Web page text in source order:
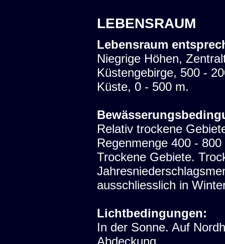
LEBENSRAUM
Lebensraum
Niegrige Höhen,
Küstengebirge, 500 -
Küste, 0 - 500 m.
Relativ trockene
Regenmenge 400 -
Trockene Gebiete.
ausschliesslich in
Lichtbedingungen:
In der Sonne. Auf
Abdeckung.